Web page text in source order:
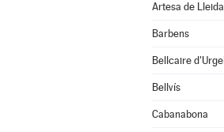
Artesa de Lleida
Barbens
Bellcaire d'Urgell
Bellvís
Cabanabona